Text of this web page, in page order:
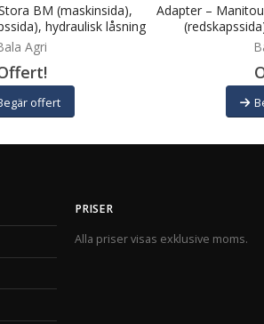
BM (maskinsida),
hydraulisk låsning
Agri
offert
Adapter –
PRISER
Alla priser visas exklusive moms.